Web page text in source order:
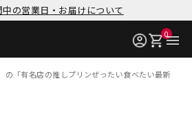
中の営業日・お届けについて
0
の「有名店の推しプリンぜったい食べたい最新コ